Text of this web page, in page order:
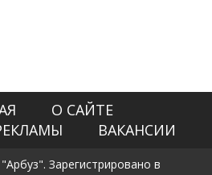
О САЙТЕ
ВАКАНСИИ
Зарегистрировано в